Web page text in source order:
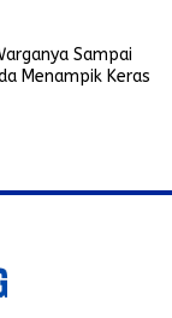
Sampai
Menampik Keras